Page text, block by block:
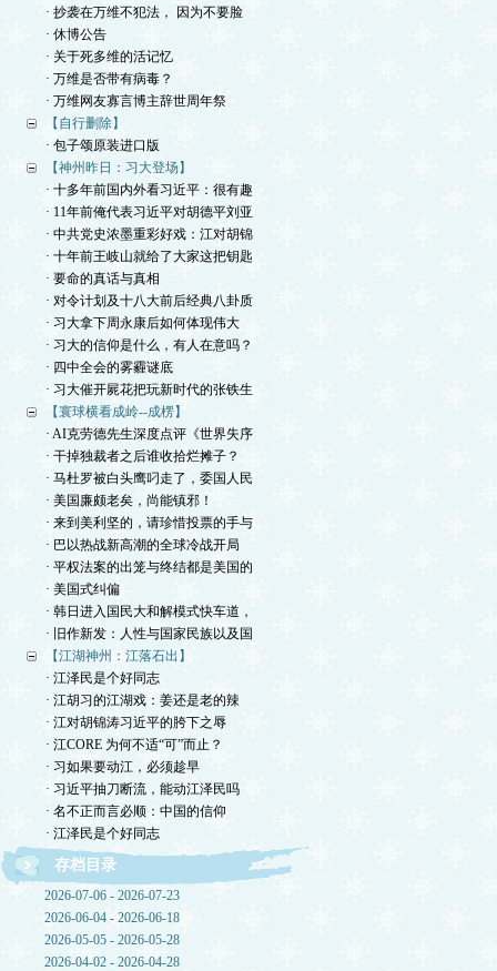
· 抄袭在万维不犯法， 因为不要脸
· 休博公告
· 关于死多维的活记忆
· 万维是否带有病毒？
· 万维网友寡言博主辞世周年祭
【自行删除】
· 包子颂原装进口版
【神州昨日：习大登场】
· 十多年前国内外看习近平：很有趣
· 11年前俺代表习近平对胡德平刘亚
· 中共党史浓墨重彩好戏：江对胡锦
· 十年前王岐山就给了大家这把钥匙
· 要命的真话与真相
· 对令计划及十八大前后经典八卦质
· 习大拿下周永康后如何体现伟大
· 习大的信仰是什么，有人在意吗？
· 四中全会的雾霾谜底
· 习大催开屍花把玩新时代的张铁生
【寰球横看成岭--成楞】
· AI克劳德先生深度点评《世界失序
· 干掉独裁者之后谁收拾烂摊子？
· 马杜罗被白头鹰叼走了，委国人民
· 美国廉颇老矣，尚能镇邪！
· 来到美利坚的，请珍惜投票的手与
· 巴以热战新高潮的全球冷战开局
· 平权法案的出笼与终结都是美国的
· 美国式纠偏
· 韩日进入国民大和解模式快车道，
· 旧作新发：人性与国家民族以及国
【江湖神州：江落石出】
· 江泽民是个好同志
· 江胡习的江湖戏：姜还是老的辣
· 江对胡锦涛习近平的胯下之辱
· 江CORE 为何不适“可”而止？
· 习如果要动江，必须趁早
· 习近平抽刀断流，能动江泽民吗
· 名不正而言必顺：中国的信仰
· 江泽民是个好同志
存档目录
2026-07-06 - 2026-07-23
2026-06-04 - 2026-06-18
2026-05-05 - 2026-05-28
2026-04-02 - 2026-04-28